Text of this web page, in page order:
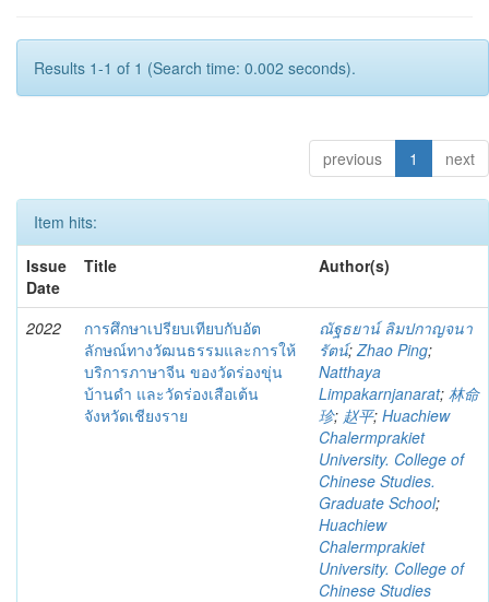
Results 1-1 of 1 (Search time: 0.002 seconds).
previous 1 next
Item hits:
Issue
Date
Title Author(s)
2022
การศึกษาเปรียบเทียบกับอัต
ลักษณ์ทางวัฒนธรรมและการให้
บริการภาษาจีน ของวัดร่องขุ่น
บ้านดำ และวัดร่องเสือเต้น
จังหวัดเชียงราย
ณัฐธยาน์ ลิมปกาญจนา
รัตน์;Zhao Ping;
Natthaya
Limpakarnjanarat; 林命
珍; 赵平; Huachiew
Chalermprakiet
University. College of
Chinese Studies.
Graduate School;
Huachiew
Chalermprakiet
University. College of
Chinese Studies